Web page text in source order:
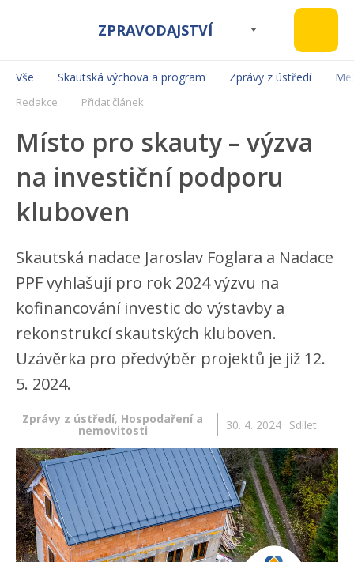
ZPRAVODAJSTVÍ
Vše Skautská výchova a program Zprávy z ústředí
Redakce Přidat článek
Místo pro skauty – výzva
na investiční podporu
kluboven
Skautská nadace Jaroslav Foglara a Nadace
PPF vyhlašují pro rok 2024 výzvu na
kofinancování investic do výstavby a
rekonstrukcí skautských kluboven.
Uzávěrka pro předvýběr projektů je již 12.
5. 2024.
Zprávy z ústředí, Hospodaření a
nemovitosti 30. 4. 2024 Sdílet